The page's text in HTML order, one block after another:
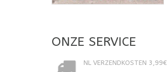
ONZE SERVICE
NL VERZENDKOSTEN 3,99€